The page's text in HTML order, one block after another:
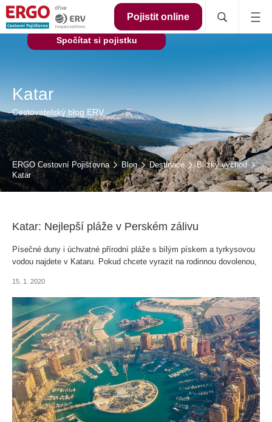
Pojistit online
Katar
Cestovatelský blog ERV
ERGO Cestovní Pojišťovna Blog Destinace
Blízký východ
Katar
Katar: Nejlepší pláže v Perském zálivu
Písečné duny i úchvatné přírodní pláže s bílým pískem a tyrkysovou
vodou najdete v Kataru. Pokud chcete vyrazit na rodinnou dovolenou,
15. 1. 2020
Spočítat si pojistku